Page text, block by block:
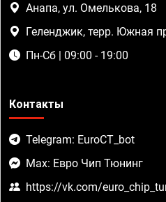
Анапа, ул. Омелькова, 18
Геленджик, терр. Южная
Пн-Сб | 09:00 - 19:00
Контакты
Telegram: EuroCT_bot
Max: Евро Чип Тюнинг
https://vk.com/